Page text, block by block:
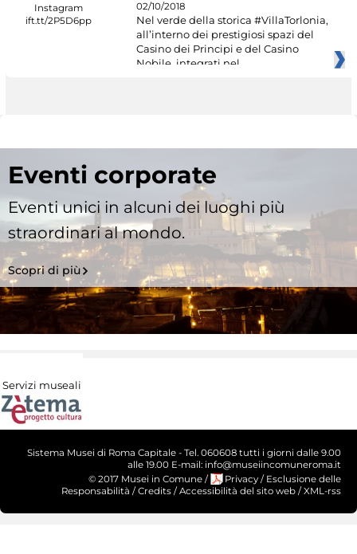
02/10/2018
Nel verde della storica #VillaTorlonia,
all’interno dei prestigiosi spazi del
Casino dei Principi e del Casino
Nobile, integrati nel
Eventi corporate
Eventi unici in alcuni dei luoghi più
straordinari al mondo.
Scopri di più
Servizi museali
Sistema Musei di Roma Capitale - Tel. 060608 tutti i giorni dalle 9.00
alle 19.00 E-mail: info@museiincomuneroma.it
© 2017 Musei in Comune / Privacy / Esclusione delle
Responsabilità / Credits / Accessibilità del sito web / XML-rss